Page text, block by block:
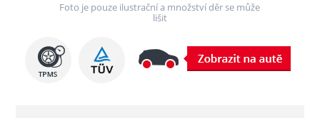
Foto je pouze ilustrační a množství děr se může
lišit